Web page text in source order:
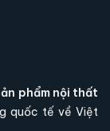
phẩm nội thất
quốc tế về Việt